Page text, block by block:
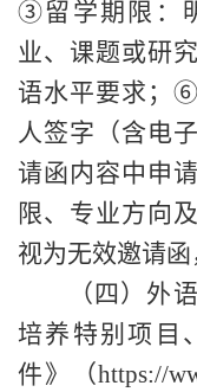
③留学期限：
业、课题或研
语水平要求；
人签字（含电
请函内容中申
限、专业方向
视为无效邀请函
（四）外
培养特别项目
件》（https://